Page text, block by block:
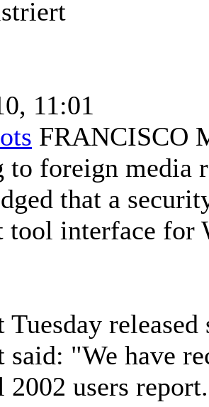
11:01
FRANCISCO
to foreign media
that a
tool interface for
"We have
2002 users